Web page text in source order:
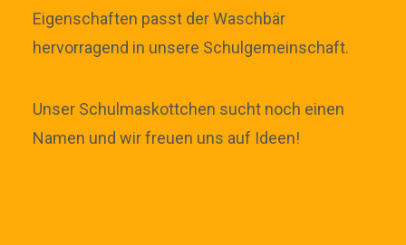
Eigenschaften passt der Waschbär
hervorragend in unsere Schulgemeinschaft.
Unser Schulmaskottchen sucht noch einen
Namen und wir freuen uns auf Ideen!